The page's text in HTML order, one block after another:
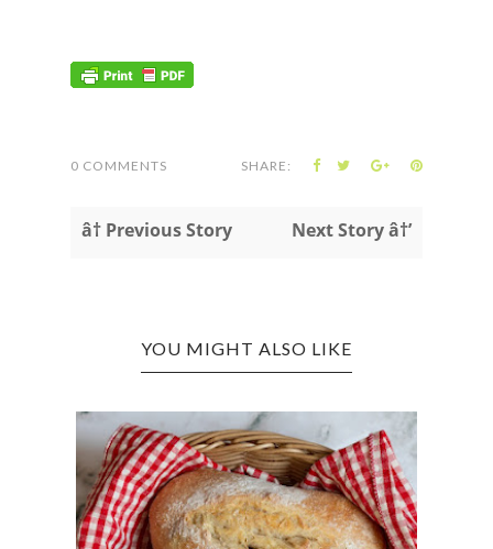
0 COMMENTS SHARE:
â† Previous Story Next Story â†’
YOU MIGHT ALSO LIKE